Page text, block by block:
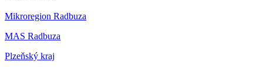
Mikroregion Radbuza
MAS Radbuza
Plzeňský kraj